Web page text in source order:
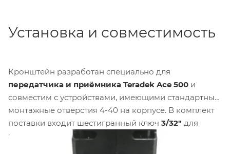
Установка и совместимость
Кронштейн разработан специально для
передатчика и приёмника Teradek Ace 500 и
совместим с устройствами, имеющими стандартные
монтажные отверстия 4-40 на корпусе. В комплект
поставки входит шестигранный ключ 3/32" для
затягивания крепёжных винтов. Кронштейн
позволяет устанавливать Ace 500 на различные